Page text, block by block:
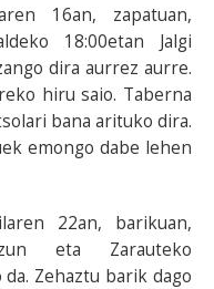
16an, zapatuan,
18:00etan Jalgi
dira aurrez aurre.
hiru saio. Taberna
bana arituko dira.
emongo dabe lehen
22an, barikuan,
eta Zarauteko
Zehaztu barik dago